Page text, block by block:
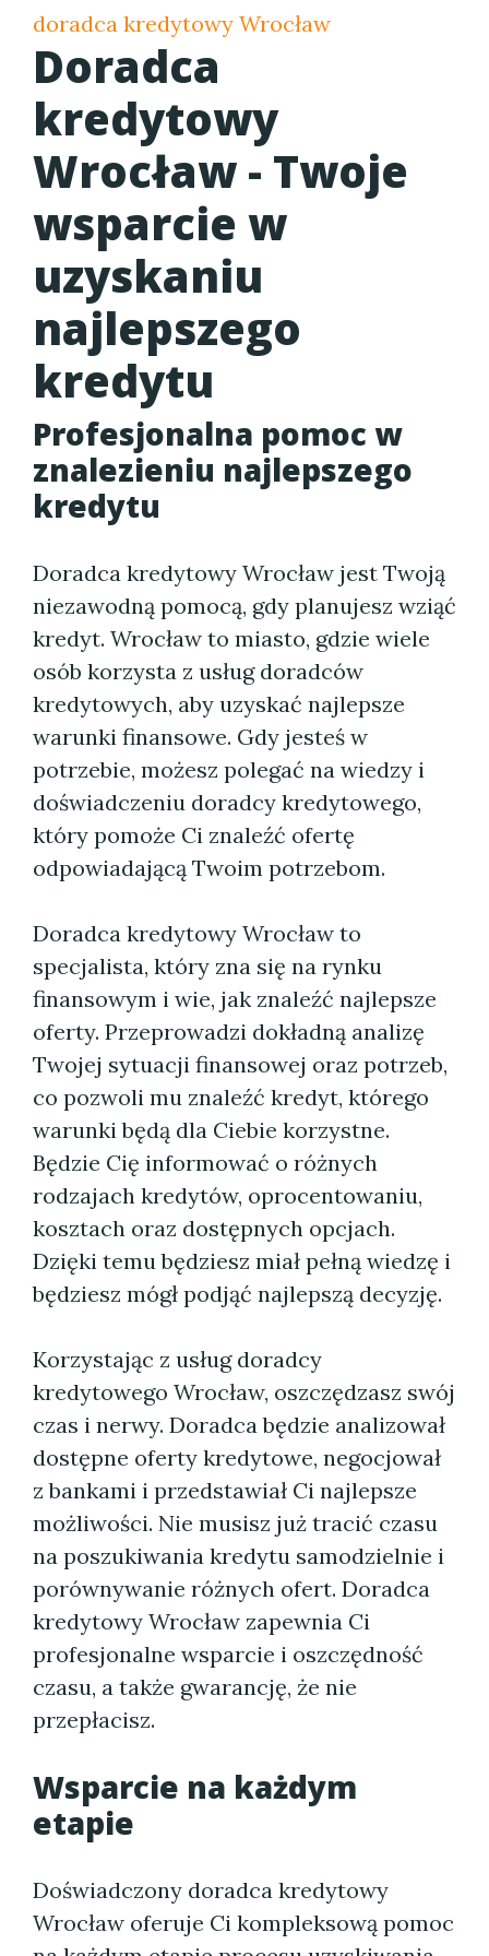
doradca kredytowy Wrocław
Doradca
kredytowy
Wrocław - Twoje
wsparcie w
uzyskaniu
najlepszego
kredytu
Profesjonalna pomoc w
znalezieniu najlepszego
kredytu
Doradca kredytowy Wrocław jest Twoją
niezawodną pomocą, gdy planujesz wziąć
kredyt. Wrocław to miasto, gdzie wiele
osób korzysta z usług doradców
kredytowych, aby uzyskać najlepsze
warunki finansowe. Gdy jesteś w
potrzebie, możesz polegać na wiedzy i
doświadczeniu doradcy kredytowego,
który pomoże Ci znaleźć ofertę
odpowiadającą Twoim potrzebom.
Doradca kredytowy Wrocław to
specjalista, który zna się na rynku
finansowym i wie, jak znaleźć najlepsze
oferty. Przeprowadzi dokładną analizę
Twojej sytuacji finansowej oraz potrzeb,
co pozwoli mu znaleźć kredyt, którego
warunki będą dla Ciebie korzystne.
Będzie Cię informować o różnych
rodzajach kredytów, oprocentowaniu,
kosztach oraz dostępnych opcjach.
Dzięki temu będziesz miał pełną wiedzę i
będziesz mógł podjąć najlepszą decyzję.
Korzystając z usług doradcy
kredytowego Wrocław, oszczędzasz swój
czas i nerwy. Doradca będzie analizował
dostępne oferty kredytowe, negocjował
z bankami i przedstawiał Ci najlepsze
możliwości. Nie musisz już tracić czasu
na poszukiwania kredytu samodzielnie i
porównywanie różnych ofert. Doradca
kredytowy Wrocław zapewnia Ci
profesjonalne wsparcie i oszczędność
czasu, a także gwarancję, że nie
przepłacisz.
Wsparcie na każdym
etapie
Doświadczony doradca kredytowy
Wrocław oferuje Ci kompleksową pomoc